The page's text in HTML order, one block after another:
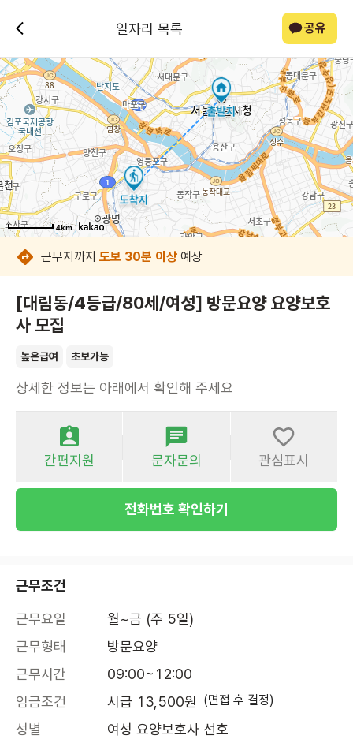
일자리 목록 공유
4km
4km
4km
4km
4km
4km
4km
근무지까지 도보 30분 이상 예상
[대림동/4등급/80세/여성] 방문요양 요양보호
사 모집
높은급여 초보가능
상세한 정보는 아래에서 확인해 주세요
간편지원 문자문의 관심표시
전화번호 확인하기
근무조건
근무요일
월~금 (주 5일)
근무형태
방문요양
근무시간
09:00~12:00
임금조건
시급 13,500원 (면접 후 결정)
성별 여성 요양보호사 선호